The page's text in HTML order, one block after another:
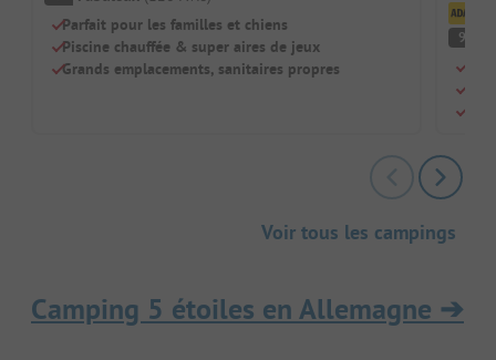
Parfait pour les familles et chiens
Piscine chauffée & super aires de jeux
Grands emplacements, sanitaires propres
9
Voir tous les campings
Camping 5 étoiles en Allemagne ➔